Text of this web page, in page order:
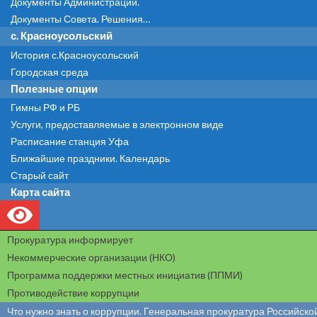
Документы Совета. Решения…
с. Красноусольский
История с.Красноусольский
Городская среда
Полезные опции
Гимны РФ и РБ
Услуги, предоставляемые в электронном виде
Расписание станция Уфа
Ближайшие праздники. Календарь
Старый сайт
Карта сайта
Прокуратура информирует
Некоммерческие организации (НКО)
Программа поддержки местных инициатив (ППМИ)
Противодействие коррупции
Что нужно знать о коррупции. Генеральная прокуратура